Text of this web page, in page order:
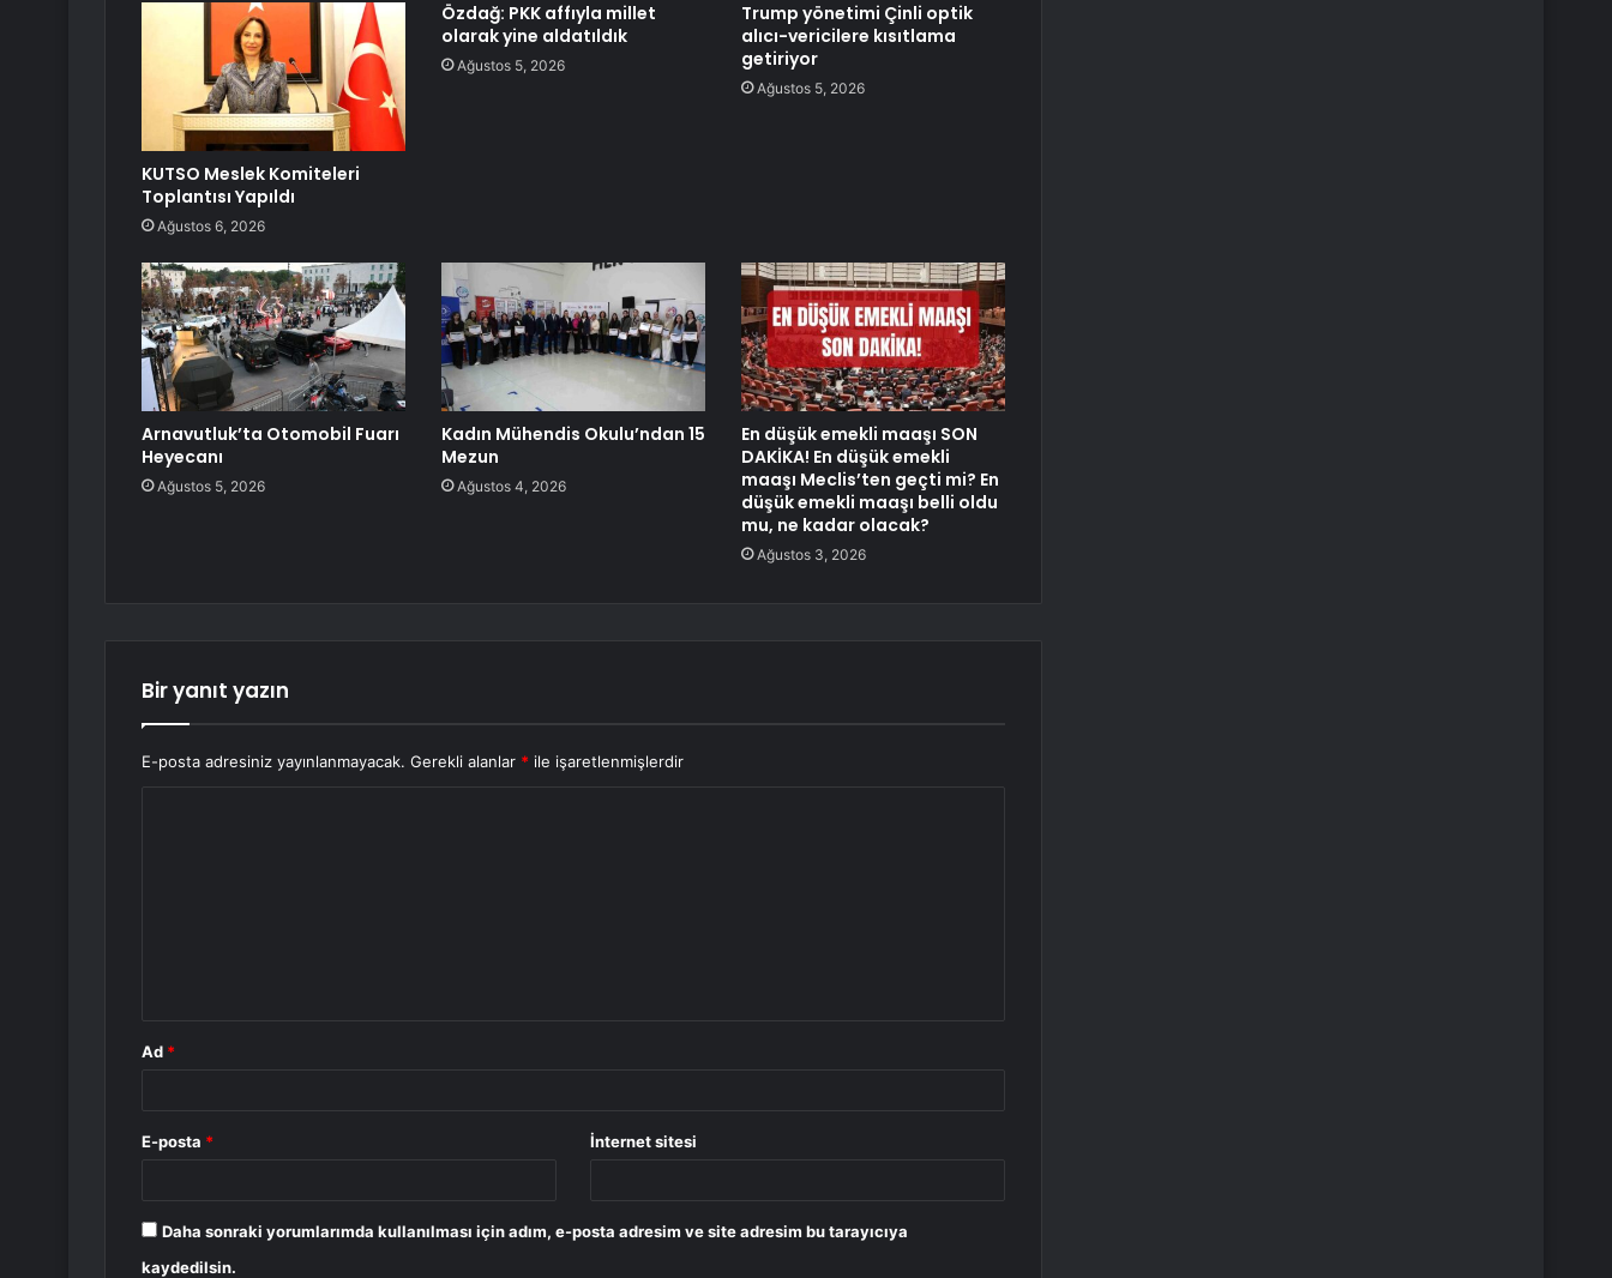
KUTSO Meslek Komiteleri
Toplantısı Yapıldı
Ağustos 6, 2026
Özdağ: PKK affıyla millet
olarak yine aldatıldık
Ağustos 5, 2026
Trump yönetimi Çinli optik
alıcı-vericilere kısıtlama
getiriyor
Ağustos 5, 2026
Arnavutluk’ta Otomobil Fuarı
Heyecanı
Ağustos 5, 2026
Kadın Mühendis Okulu’ndan 15
Mezun
Ağustos 4, 2026
En düşük emekli maaşı SON
DAKİKA! En düşük emekli
maaşı Meclis’ten geçti mi? En
düşük emekli maaşı belli oldu
mu, ne kadar olacak?
Ağustos 3, 2026
Bir yanıt yazın
E-posta adresiniz yayınlanmayacak. Gerekli alanlar * ile işaretlenmişlerdir
Ad *
E-posta * İnternet sitesi
Daha sonraki yorumlarımda kullanılması için adım, e-posta adresim ve site adresim bu tarayıcıya
kaydedilsin.